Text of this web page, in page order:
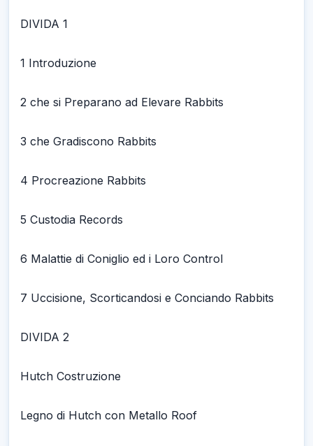
DIVIDA 1
1 Introduzione
2 che si Preparano ad Elevare Rabbits
3 che Gradiscono Rabbits
4 Procreazione Rabbits
5 Custodia Records
6 Malattie di Coniglio ed i Loro Control
7 Uccisione, Scorticandosi e Conciando Rabbits
DIVIDA 2
Hutch Costruzione
Legno di Hutch con Metallo Roof